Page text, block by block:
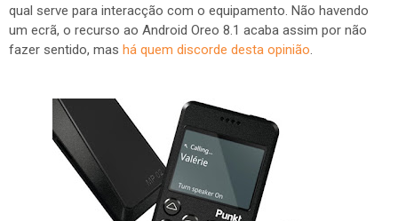
qual serve para interacção com o equipamento. Não havendo
um ecrã, o recurso ao Android Oreo 8.1 acaba assim por não
fazer sentido, mas há quem discorde desta opinião.